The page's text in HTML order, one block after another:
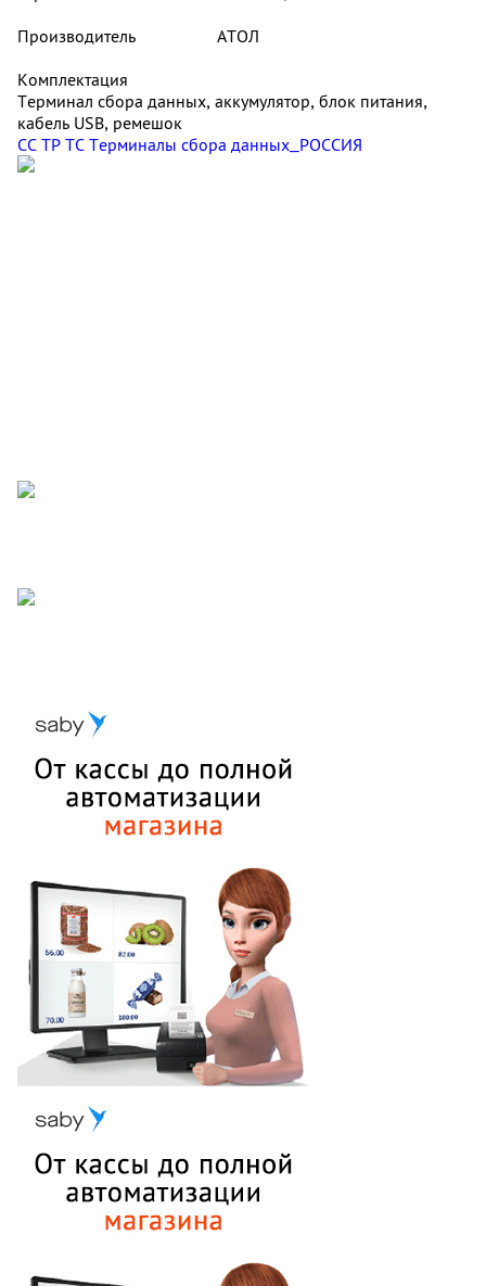
Производитель
АТОЛ
Комплектация
Терминал сбора данных, аккумулятор, блок питания,
кабель USB, ремешок
СС ТР ТС Терминалы сбора данных_РОССИЯ